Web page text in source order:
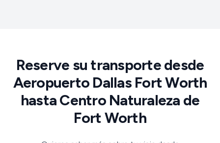
Reserve su transporte desde
Aeropuerto Dallas Fort Worth
hasta Centro Naturaleza de
Fort Worth